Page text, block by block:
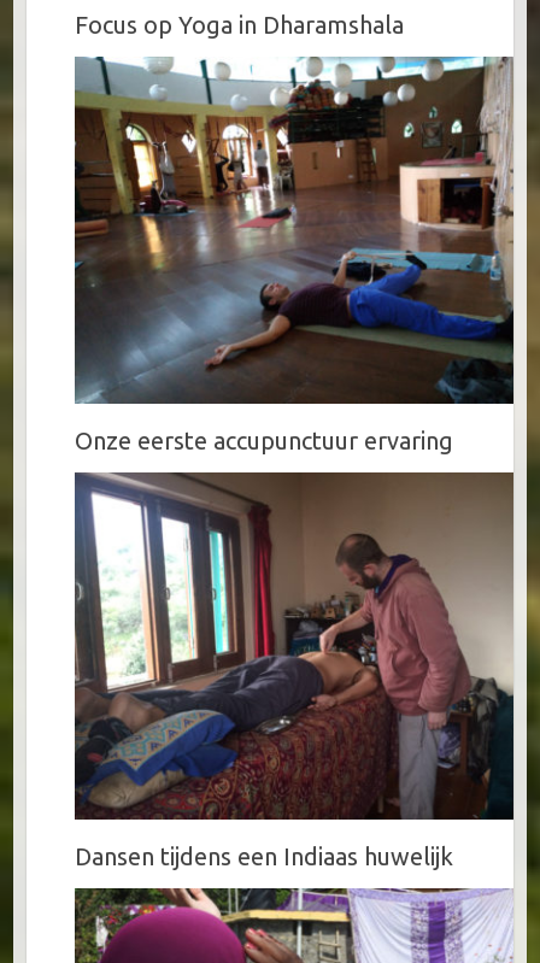
Focus op Yoga in Dharamshala
Onze eerste accupunctuur ervaring
Dansen tijdens een Indiaas huwelijk